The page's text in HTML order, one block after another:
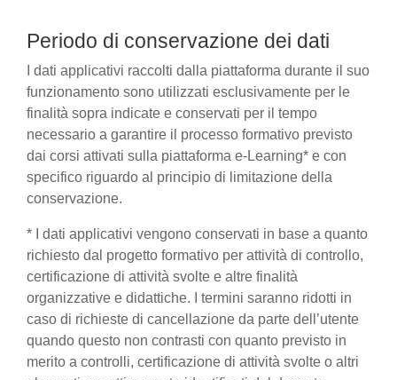
Periodo di conservazione dei dati
I dati applicativi raccolti dalla piattaforma durante il suo
funzionamento sono utilizzati esclusivamente per le
finalità sopra indicate e conservati per il tempo
necessario a garantire il processo formativo previsto
dai corsi attivati sulla piattaforma e-Learning* e con
specifico riguardo al principio di limitazione della
conservazione.
* I dati applicativi vengono conservati in base a quanto
richiesto dal progetto formativo per attività di controllo,
certificazione di attività svolte e altre finalità
organizzative e didattiche. I termini saranno ridotti in
caso di richieste di cancellazione da parte dell’utente
quando questo non contrasti con quanto previsto in
merito a controlli, certificazione di attività svolte o altri